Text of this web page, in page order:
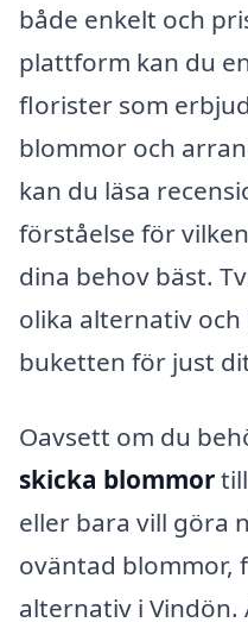
både enkelt och
plattform kan du
florister som
blommor och
kan du läsa
förståelse för
dina behov bäst.
olika alternativ
buketten för just
Oavsett om du
skicka blommor
eller bara vill göra
oväntad blommor,
alternativ i